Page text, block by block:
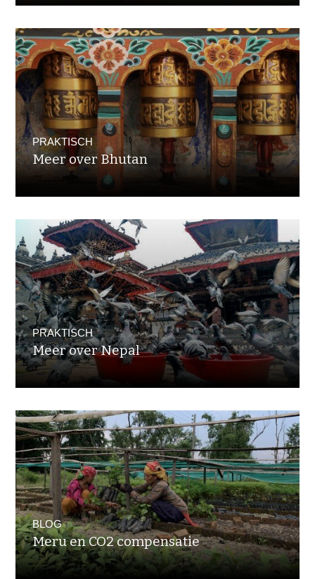
PRAKTISCH
Meer over Bhutan
PRAKTISCH
Meer over Nepal
BLOG
Meru en CO2 compensatie